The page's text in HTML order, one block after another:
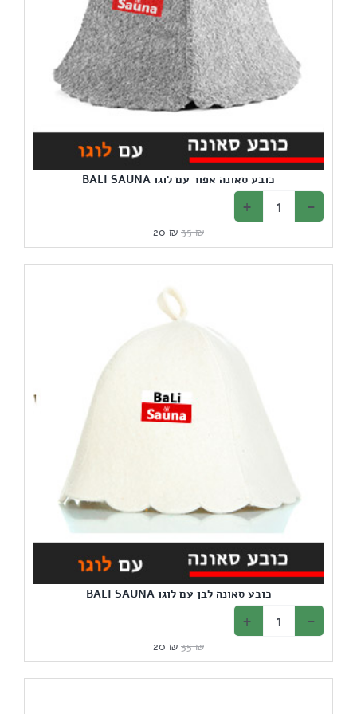
כובע סאונה אפור עם לוגו BALI SAUNA
35₪
המחיר
המקורי
20 ₪
המחיר
הנוכחי
כובע סאונה לבן עם לוגו BALI SAUNA
35₪
המחיר
המקורי
35 ₪.
20 ₪
המחיר
הנוכחי
20 ₪.